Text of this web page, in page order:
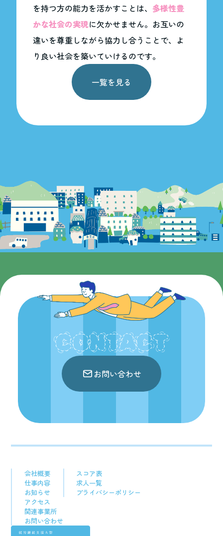
を持つ方の能力を活かすことは、多様性豊
かな社会の実現に欠かせません。お互いの
違いを尊重しながら協力し合うことで、よ
り良い社会を築いていけるのです。
一覧を見る
CONTACT
お問い合わせ
会社概要
仕事内容
お知らせ
アクセス
関連事業所
お問い合わせ
スコア表
求人一覧
プライバシーポリシー